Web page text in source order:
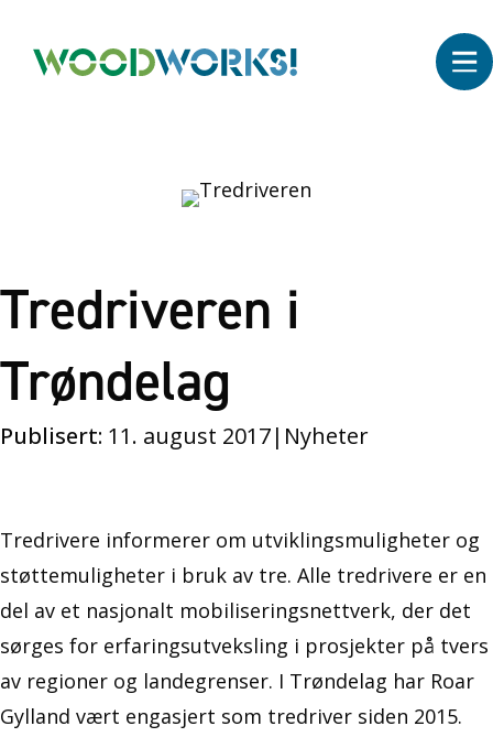
Tredriveren i
Trøndelag
Publisert: 11. august 2017| Nyheter
Tredrivere informerer om utviklingsmuligheter og
støttemuligheter i bruk av tre. Alle tredrivere er en
del av et nasjonalt mobiliseringsnettverk, der det
sørges for erfaringsutveksling i prosjekter på tvers
av regioner og landegrenser. I Trøndelag har Roar
Gylland vært engasjert som tredriver siden 2015.